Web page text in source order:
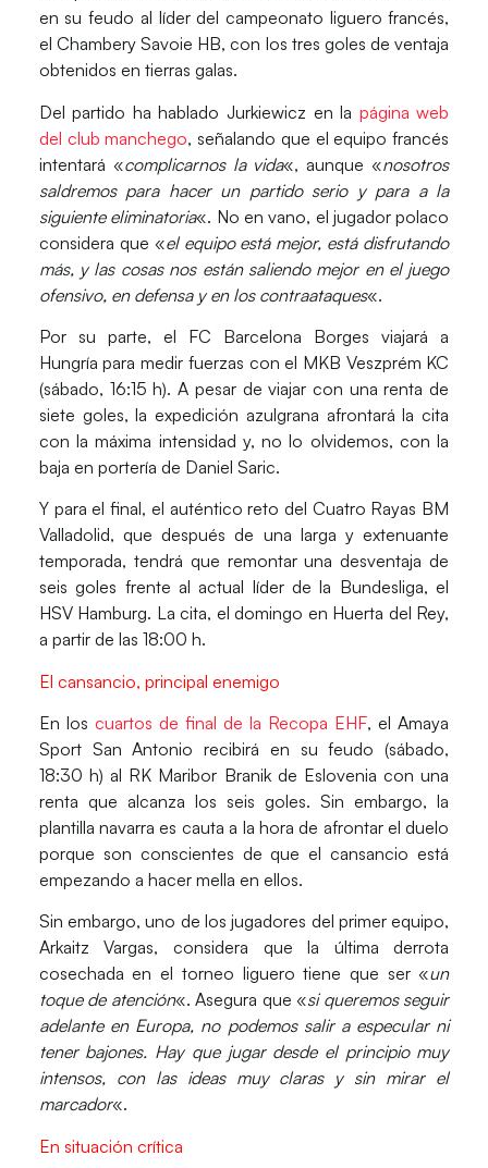
en su feudo al líder del campeonato liguero francés,
el Chambery Savoie HB, con los tres goles de ventaja
obtenidos en tierras galas.
Del partido ha hablado Jurkiewicz en la página web
del club manchego, señalando que el equipo francés
intentará «complicarnos la vida«, aunque «nosotros
saldremos para hacer un partido serio y para a la
siguiente eliminatoria«. No en vano, el jugador polaco
considera que «el equipo está mejor, está disfrutando
más, y las cosas nos están saliendo mejor en el juego
ofensivo, en defensa y en los contraataques«.
Por su parte, el FC Barcelona Borges viajará a
Hungría para medir fuerzas con el MKB Veszprém KC
(sábado, 16:15 h). A pesar de viajar con una renta de
siete goles, la expedición azulgrana afrontará la cita
con la máxima intensidad y, no lo olvidemos, con la
baja en portería de Daniel Saric.
Y para el final, el auténtico reto del Cuatro Rayas BM
Valladolid, que después de una larga y extenuante
temporada, tendrá que remontar una desventaja de
seis goles frente al actual líder de la Bundesliga, el
HSV Hamburg. La cita, el domingo en Huerta del Rey,
a partir de las 18:00 h.
El cansancio, principal enemigo
En los cuartos de final de la Recopa EHF, el Amaya
Sport San Antonio recibirá en su feudo (sábado,
18:30 h) al RK Maribor Branik de Eslovenia con una
renta que alcanza los seis goles. Sin embargo, la
plantilla navarra es cauta a la hora de afrontar el duelo
porque son conscientes de que el cansancio está
empezando a hacer mella en ellos.
Sin embargo, uno de los jugadores del primer equipo,
Arkaitz Vargas, considera que la última derrota
cosechada en el torneo liguero tiene que ser «un
toque de atención«. Asegura que «si queremos seguir
adelante en Europa, no podemos salir a especular ni
tener bajones. Hay que jugar desde el principio muy
intensos, con las ideas muy claras y sin mirar el
marcador«.
En situación crítica